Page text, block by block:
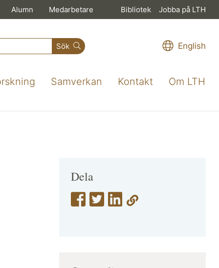
Alumn Medarbetare Bibliotek Jobba på LTH
Sök English
Samverkan Kontakt Om LTH
Dela